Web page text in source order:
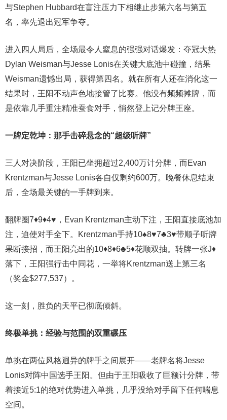
与Stephen Hubbard在盲注压力下相继止步第六名与第五
名，率先退出冠军争夺。
进入四人局后，全场最令人窒息的强强对话爆发：夺冠大热
Dylan Weisman与Jesse Lonis在关键大底池中碰撞，结果
Weisman遗憾出局，获得第四名。就在所有人还在消化这一
结果时，王阳不动声色地接管了比赛。他没有频频摊牌，而
是依靠几手重注精准蚕食对手，悄然登上记分牌王座。
一牌定乾坤：那手击碎悬念的“超级听牌”
三人对决阶段，王阳已坐拥超过2,400万计分牌，而Evan
Krentzman与Jesse Lonis各自仅剩约600万。晚餐休息结束
后，全场最关键的一手牌到来。
翻牌圈7♦️9♦️4♥️，Evan Krentzman主动下注，王阳直接底池加
注，迫使对手全下。Krentzman手持10♠️8♥️7♣️3♥️带顺子听牌
果断接招，而王阳亮出的10♦️8♦️6♣️5♦️花顺双抽。转牌一张J♦
落下，王阳强行击中同花，一举将Krentzman送上第三名
（奖金$277,537）。
这一刻，胜负的天平已彻底倾斜。
终极单挑：经验与范围的双重碾压
单挑在两位风格迥异的牌手之间展开——老牌名将Jesse
Lonis对阵中国选手王阳。但由于王阳吸收了巨额计分牌，带
着接近5:1的绝对优势进入单挑，几乎没给对手留下任何喘息
空间。